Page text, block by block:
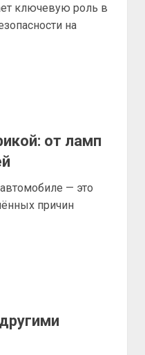
ключевую роль в
на
от ламп
— это
причин